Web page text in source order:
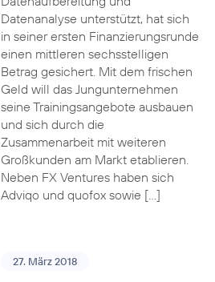
Datenanalyse unterstützt, hat sich
in seiner ersten Finanzierungsrunde
einen mittleren sechsstelligen
Betrag gesichert. Mit dem frischen
Geld will das Jungunternehmen
seine Trainingsangebote ausbauen
und sich durch die
Zusammenarbeit mit weiteren
Großkunden am Markt etablieren.
Neben FX Ventures haben sich
Adviqo und quofox sowie […]
27. März 2018